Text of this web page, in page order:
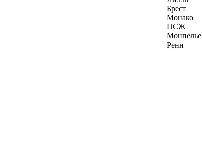
Брест
Монако
ПСЖ
Монпелье
Ренн